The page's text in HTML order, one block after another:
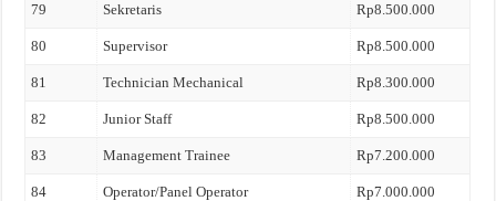
79 Sekretaris Rp8.500.000
80 Supervisor Rp8.500.000
81 Technician Mechanical Rp8.300.000
82 Junior Staff Rp8.500.000
83 Management Trainee Rp7.200.000
84 Operator/Panel Operator Rp7.000.000